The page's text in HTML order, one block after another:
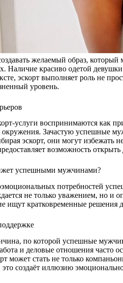
желаемый образ,
Наличие красиво одетой
эскорт выполняет роль не
уровень.
услуги воспринимаются как
окружения. Зачастую успешные
эскорт, они могут избежать
возможность
успешными мужчинами?
потребностей
не только уважением, но
ищут кратковременные решения
по которой успешные
и деловые отношения часто
может стать не только
создаёт иллюзию